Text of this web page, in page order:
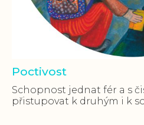
Poctivost
Schopnost jednat fér a s
přistupovat k druhým i k